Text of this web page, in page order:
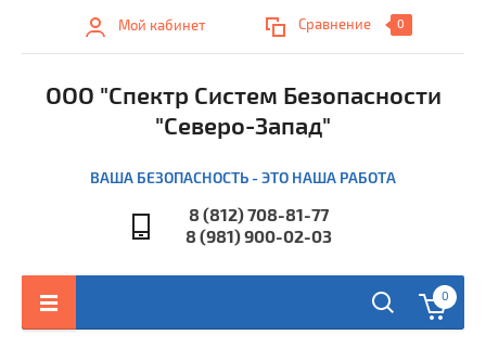
Мой кабинет Сравнение 0
ООО "Спектр Систем Безопасности
"Северо-Запад"
ВАША БЕЗОПАСНОСТЬ - ЭТО НАША РАБОТА
8 (812) 708-81-77
8 (981) 900-02-03
0